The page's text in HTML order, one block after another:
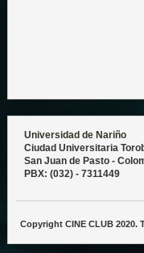
Universidad de Nariño
Ciudad Universitaria
San Juan de Pasto -
PBX: (032) - 7311449
Copyright CINE CLUB 2020.